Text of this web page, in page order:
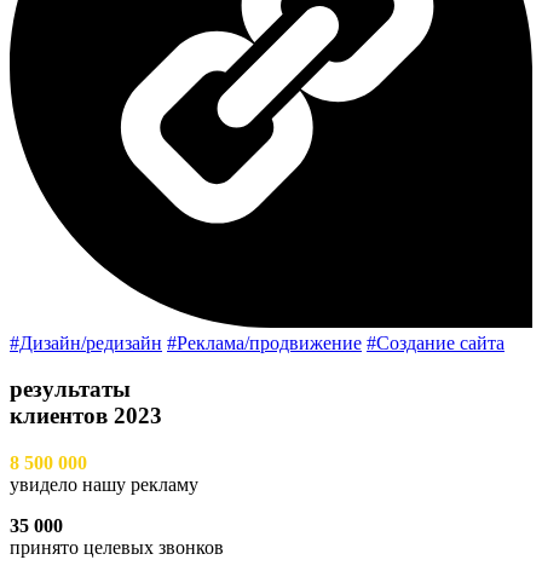
#Дизайн/редизайн #Реклама/продвижение #Создание сайта
результаты
клиентов 2023
8 500 000
увидело нашу рекламу
35 000
принято целевых звонков